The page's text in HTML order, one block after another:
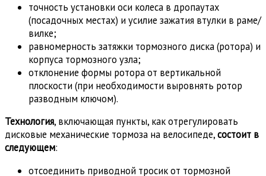
точность установки оси колеса в дропаутах
(посадочных местах) и усилие зажатия втулки в раме/
вилке;
равномерность затяжки тормозного диска (ротора) и
корпуса тормозного узла;
отклонение формы ротора от вертикальной
плоскости (при необходимости выровнять ротор
разводным ключом).
Технология, включающая пункты, как отрегулировать
дисковые механические тормоза на велосипеде,состоит в
следующем:
отсоединить приводной тросик от тормозной